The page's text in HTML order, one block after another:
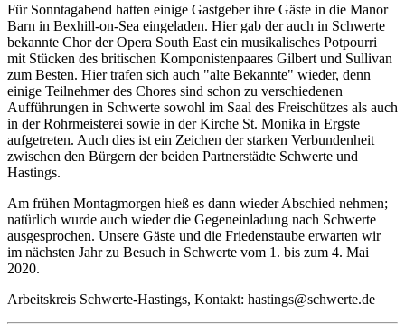
Für Sonntagabend hatten einige Gastgeber ihre Gäste in die Manor
Barn in Bexhill-on-Sea eingeladen. Hier gab der auch in Schwerte
bekannte Chor der Opera South East ein musikalisches Potpourri
mit Stücken des britischen Komponistenpaares Gilbert und Sullivan
zum Besten. Hier trafen sich auch "alte Bekannte" wieder, denn
einige Teilnehmer des Chores sind schon zu verschiedenen
Aufführungen in Schwerte sowohl im Saal des Freischützes als auch
in der Rohrmeisterei sowie in der Kirche St. Monika in Ergste
aufgetreten. Auch dies ist ein Zeichen der starken Verbundenheit
zwischen den Bürgern der beiden Partnerstädte Schwerte und
Hastings.
Am frühen Montagmorgen hieß es dann wieder Abschied nehmen;
natürlich wurde auch wieder die Gegeneinladung nach Schwerte
ausgesprochen. Unsere Gäste und die Friedenstaube erwarten wir
im nächsten Jahr zu Besuch in Schwerte vom 1. bis zum 4. Mai
2020.
Arbeitskreis Schwerte-Hastings, Kontakt: hastings@schwerte.de